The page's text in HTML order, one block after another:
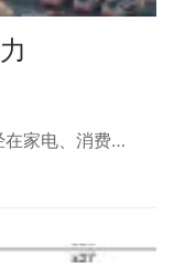
在家电、消费…